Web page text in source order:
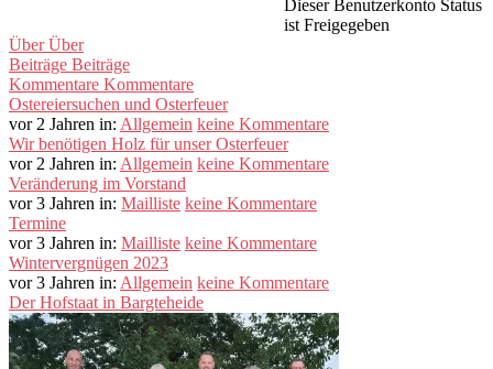
Dieser Benutzerkonto Status
ist Freigegeben
Über Über
Beiträge Beiträge
Kommentare Kommentare
Ostereiersuchen und Osterfeuer
vor 2 Jahren in: Allgemein keine Kommentare
Wir benötigen Holz für unser Osterfeuer
vor 2 Jahren in: Allgemein keine Kommentare
Veränderung im Vorstand
vor 3 Jahren in: Mailliste keine Kommentare
Termine
vor 3 Jahren in: Mailliste keine Kommentare
Wintervergnügen 2023
vor 3 Jahren in: Allgemein keine Kommentare
Der Hofstaat in Bargteheide